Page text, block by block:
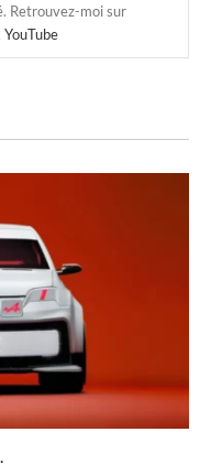
Retrouvez-moi sur
YouTube